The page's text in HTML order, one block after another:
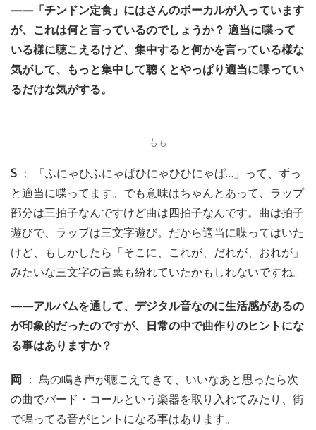
——「チンドン定食」にはさんのボーカルが入っています
が、これは何と言っているのでしょうか？ 適当に喋って
いる様に聴こえるけど、集中すると何かを言っている様な
気がして、もっと集中して聴くとやっぱり適当に喋ってい
るだけな気がする。
もも
S ： 「ふにゃひふにゃぱひにゃひひにゃぱ…」って、ずっ
と適当に喋ってます。でも意味はちゃんとあって、ラップ
部分は三拍子なんですけど曲は四拍子なんです。曲は拍子
遊びで、ラップは三文字遊び。だから適当に喋ってはいた
けど、もしかしたら「そこに、これが、だれが、おれが」
みたいな三文字の言葉も紛れていたかもしれないですね。
——アルバムを通して、デジタル音なのに生活感があるの
が印象的だったのですが、日常の中で曲作りのヒントにな
る事はありますか？
岡 ： 鳥の鳴き声が聴こえてきて、いいなあと思ったら次
の曲でバード・コールという楽器を取り入れてみたり、街
で鳴ってる音がヒントになる事はあります。